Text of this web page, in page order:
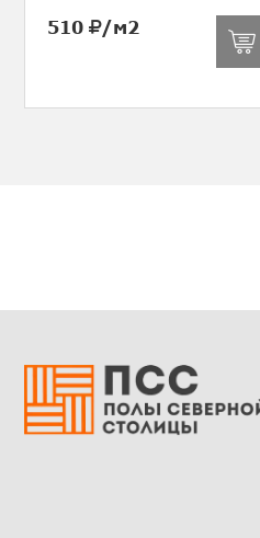
510 /м2